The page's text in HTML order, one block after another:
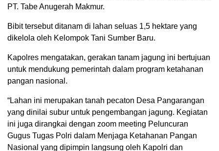
PT. Tabe Anugerah Makmur.
Bibit tersebut ditanam di lahan seluas 1,5 hektare yang
dikelola oleh Kelompok Tani Sumber Baru.
Kapolres mengatakan, gerakan tanam jagung ini bertujuan
untuk mendukung pemerintah dalam program ketahanan
pangan nasional.
“Lahan ini merupakan tanah pecaton Desa Pangarangan
yang dinilai subur untuk pengembangan jagung. Kegiatan
ini juga dirangkai dengan zoom meeting Peluncuran
Gugus Tugas Polri dalam Menjaga Ketahanan Pangan
Nasional yang dipimpin langsung oleh Kapolri dan